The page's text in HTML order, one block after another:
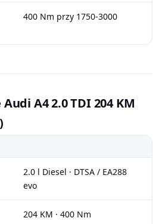
400 Nm przy 1750-3000
A4 2.0 TDI 204 KM
2.0 l Diesel · DTSA / EA288
evo
204 KM · 400 Nm